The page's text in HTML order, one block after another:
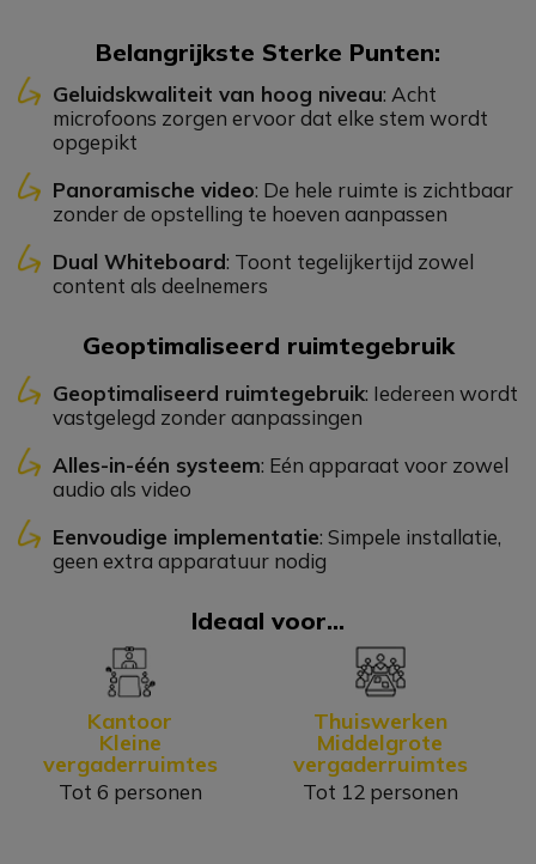
Belangrijkste Sterke Punten:
Geluidskwaliteit van hoog niveau: Acht
microfoons zorgen ervoor dat elke stem wordt
opgepikt
Panoramische video: De hele ruimte is zichtbaar
zonder de opstelling te hoeven aanpassen
Dual Whiteboard: Toont tegelijkertijd zowel
content als deelnemers
Geoptimaliseerd ruimtegebruik
Geoptimaliseerd ruimtegebruik: Iedereen wordt
vastgelegd zonder aanpassingen
Alles-in-één systeem: Eén apparaat voor zowel
audio als video
Eenvoudige implementatie: Simpele installatie,
geen extra apparatuur nodig
Ideaal voor…
Kantoor
Kleine
vergaderruimtes
Tot 6 personen
Thuiswerken
Middelgrote
vergaderruimtes
Tot 12 personen